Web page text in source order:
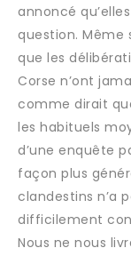
annoncé
question. Même
que les
Corse n’ont
comme dirait
les habituels
d’une enquête
façon plus
clandestins n’a
difficilement
Nous ne nous